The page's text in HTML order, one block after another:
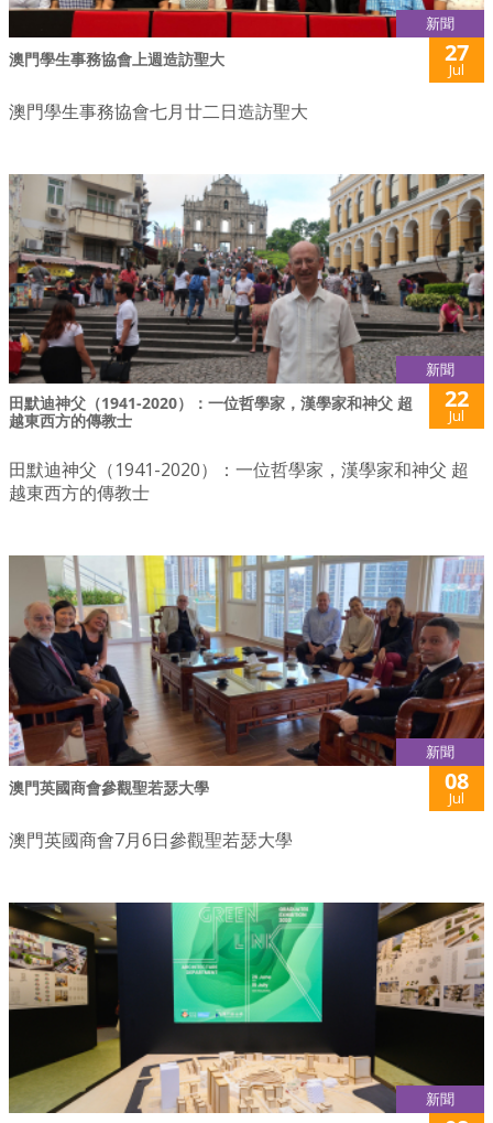
新聞
澳門學生事務協會上週造訪聖大 27
Jul
澳門學生事務協會七月廿二日造訪聖大
新聞
田默迪神父（1941-2020）：一位哲學家，漢學家和神父 超
越東西方的傳教士
22
Jul
田默迪神父（1941-2020）：一位哲學家，漢學家和神父 超
越東西方的傳教士
新聞
澳門英國商會參觀聖若瑟大學 08
Jul
澳門英國商會7月6日參觀聖若瑟大學
新聞